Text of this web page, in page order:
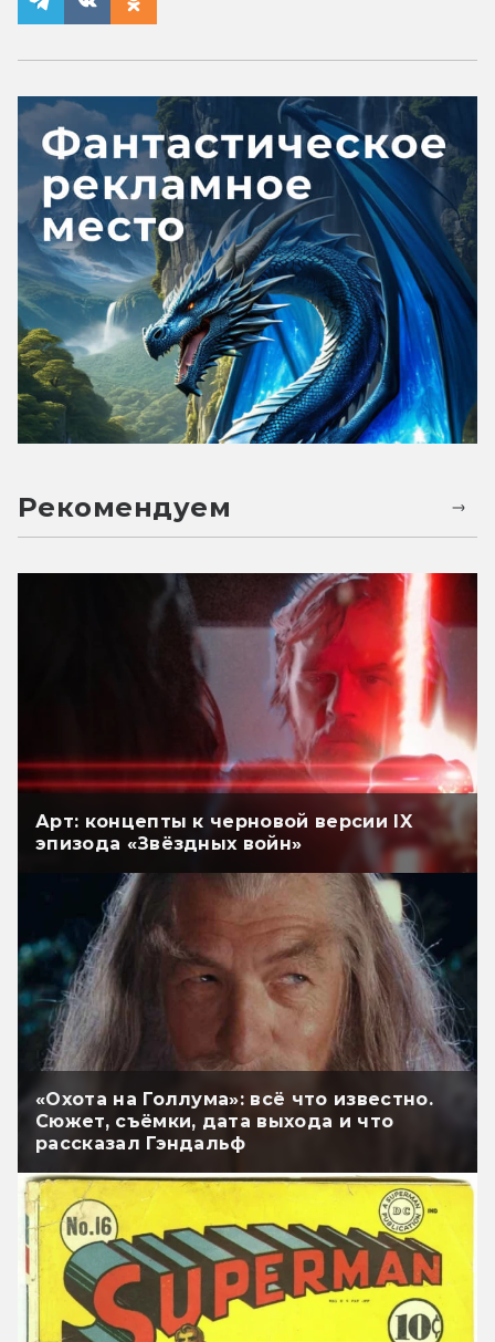
Рекомендуем
Арт: концепты к черновой версии IX
эпизода «Звёздных войн»
«Охота на Голлума»: всё что известно.
Сюжет, съёмки, дата выхода и что
рассказал Гэндальф